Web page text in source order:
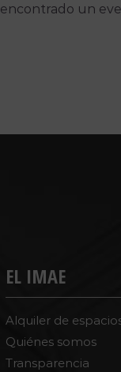
encontrado un
EL IMAE
Alquiler de
Quiénes somos
Transparencia